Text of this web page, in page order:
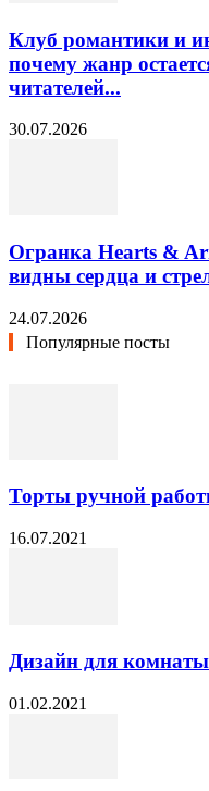
Клуб романтики и
почему жанр
читателей...
30.07.2026
Огранка Hearts &
видны сердца и
24.07.2026
Популярные посты
Торты ручной
16.07.2021
Дизайн для
01.02.2021